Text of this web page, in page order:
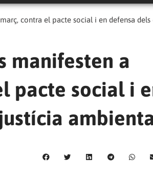
contra el pacte social i en defensa
manifesten a
pacte social i